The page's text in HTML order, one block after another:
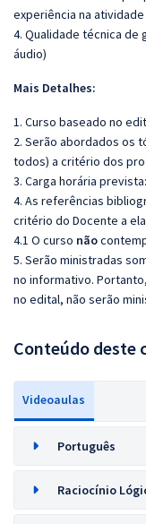
experiência na
4. Qualidade técnica de
áudio)
Mais Detalhes:
1. Curso baseado no
2. Serão abordados os
todos) a critério dos
3. Carga horária
4. As referências
critério do Docente a
4.1 O curso não
5. Serão ministradas
no informativo.
no edital, não serão
Conteúdo deste
Videoaulas
Português
Raciocínio